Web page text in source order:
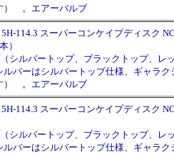
） 。エアーバルブ
5H-114.3 スーパーコンケイプディスク
）
シルバートップ、ブラックトップ、レ
バーはシルバートップ仕様、ギャラ
） 。エアーバルブ
5H-114.3 スーパーコンケイプディスク
シルバートップ、ブラックトップ、レ
バーはシルバートップ仕様、ギャラ